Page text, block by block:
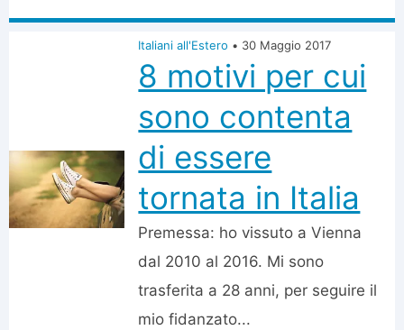
Italiani all'Estero • 30 Maggio 2017
8 motivi per cui
sono contenta
di essere
tornata in Italia
Premessa: ho vissuto a Vienna
dal 2010 al 2016. Mi sono
trasferita a 28 anni, per seguire il
mio fidanzato...